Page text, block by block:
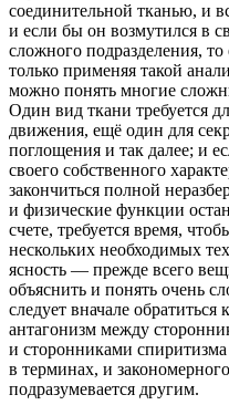
соединительной тканью, и
и если бы он возмутился в
сложного подразделения,
только применяя такой
можно понять многие
Один вид ткани требуется
движения, ещё один для
поглощения и так далее; и
своего собственного
закончиться полной
и физические функции
счете, требуется время,
нескольких необходимых
ясность — прежде всего
объяснить и понять очень
следует вначале
антагонизм между
и сторонниками
в терминах, и
подразумевается другим.